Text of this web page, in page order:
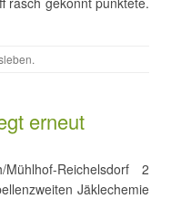
.
erneut
Reichelsdorf 2
Jäklechemie